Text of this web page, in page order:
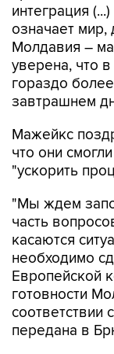
интеграция
означает мир,
Молдавия –
уверена, что
гораздо
завтрашнем
Мажейкс
что они
"ускорить
"Мы ждем
часть
касаются
необходимо
Европейской
готовности
соответствии
передана в